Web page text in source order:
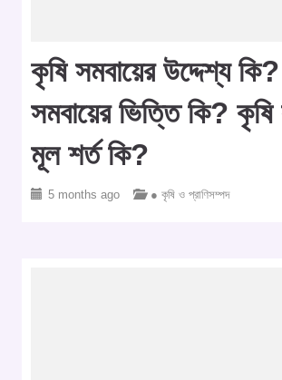
কৃষি সমবায়ের উদ্দেশ্য
সমবায়ের ভিত্তি কি? কৃষি
মূল শর্ত কি?
5 months ago ● কৃষি ও প্রাণিসম্পদ